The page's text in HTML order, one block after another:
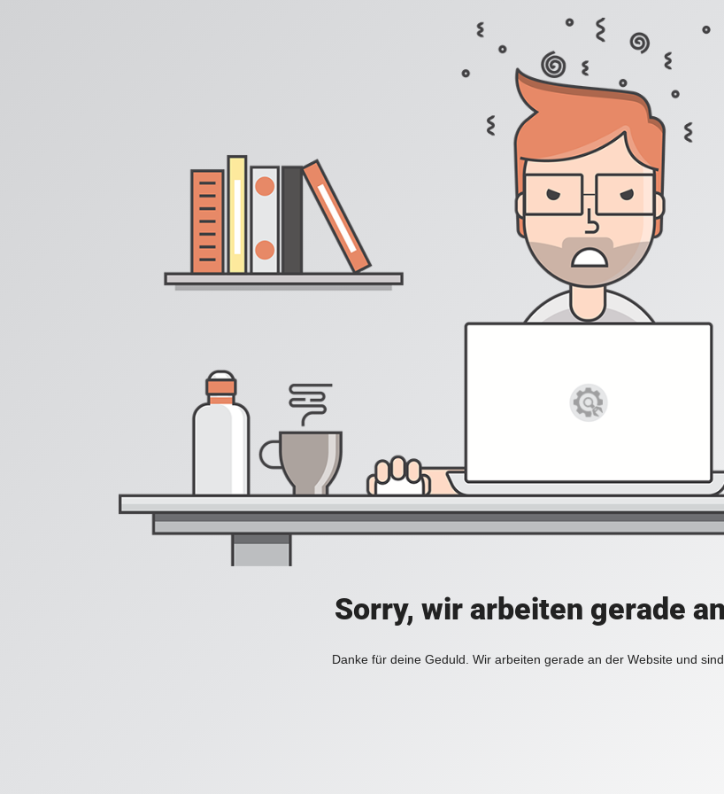
Sorry, wir arbeiten gerade
Danke für deine Geduld. Wir arbeiten gerade an der Website und